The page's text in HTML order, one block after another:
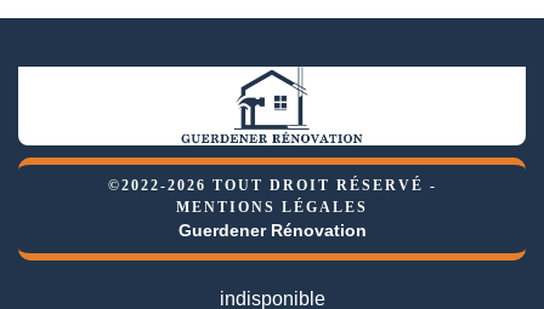
©2022-2026 TOUT DROIT RÉSERVÉ -
MENTIONS LÉGALES
Guerdener Rénovation
indisponible